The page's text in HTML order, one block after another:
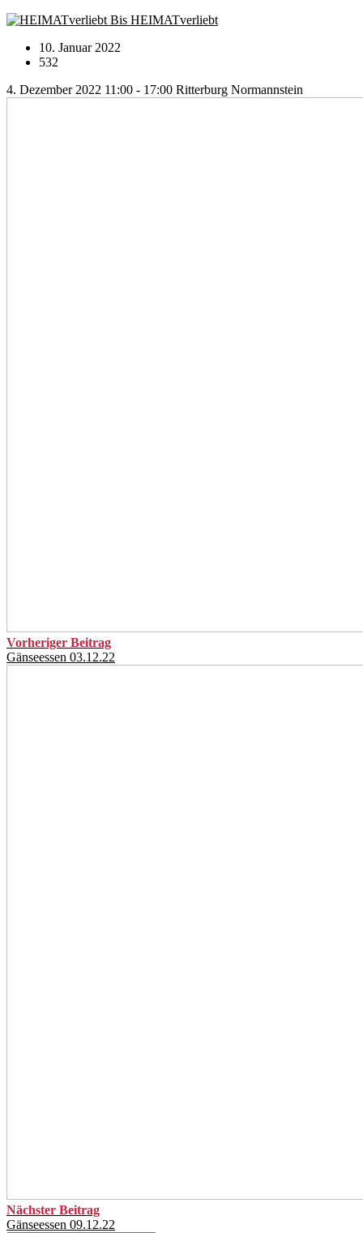
Bis HEIMATverliebt
10. Januar 2022
532
4. Dezember 2022 11:00 - 17:00 Ritterburg Normannstein
Vorheriger Beitrag
Gänseessen 03.12.22
Nächster Beitrag
Gänseessen 09.12.22